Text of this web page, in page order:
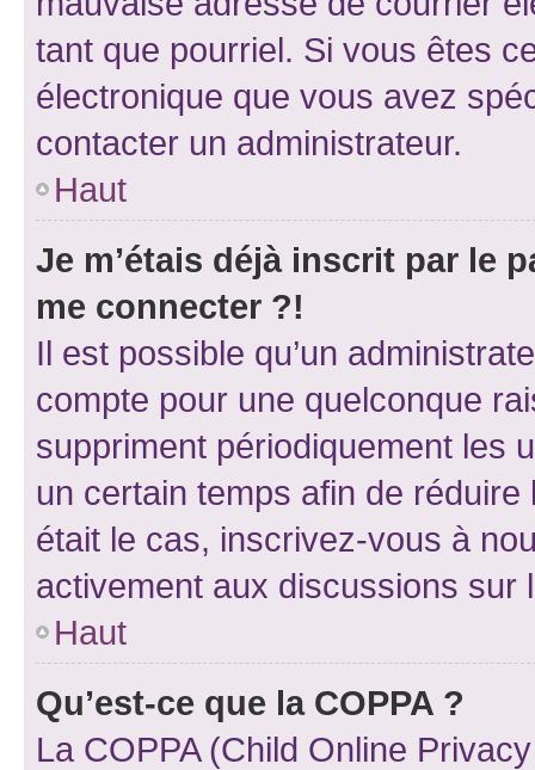
tant que pourriel. Si vous êtes
électronique que vous avez
contacter un administrateur.
Haut
Je m’étais déjà inscrit par le
me connecter ?!
Il est possible qu’un
compte pour une quelconque
suppriment périodiquement les
un certain temps afin de
était le cas, inscrivez-vous à
activement aux discussions sur
Haut
Qu’est-ce que la COPPA ?
La COPPA (Child Online